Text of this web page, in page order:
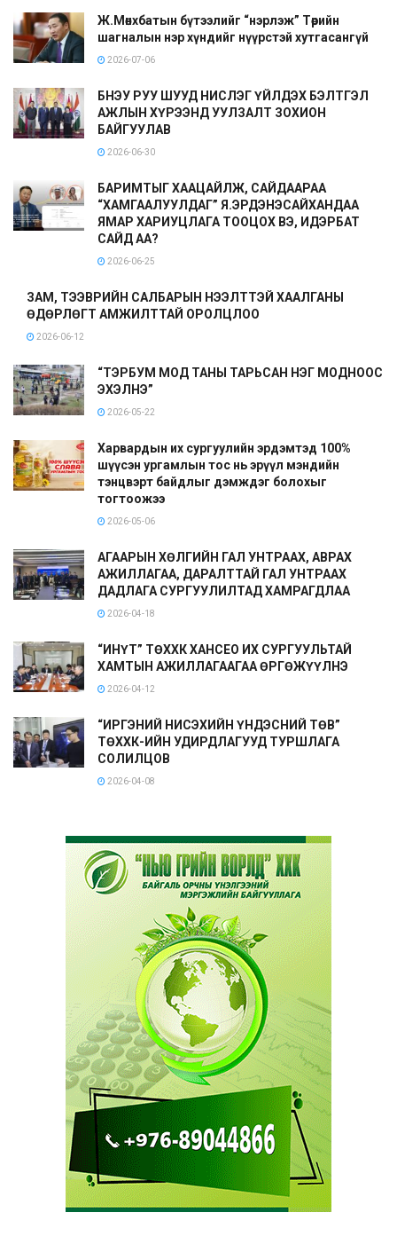
Ж.Мөнхбатын бүтээлийг “нэрлэж” Төрийн
шагналын нэр хүндийг нүүрстэй хутгасангүй
2026-07-06
БНЭУ РУУ ШУУД НИСЛЭГ ҮЙЛДЭХ БЭЛТГЭЛ
АЖЛЫН ХҮРЭЭНД УУЛЗАЛТ ЗОХИОН
БАЙГУУЛАВ
2026-06-30
БАРИМТЫГ ХААЦАЙЛЖ, САЙДААРАА
“ХАМГААЛУУЛДАГ” Я.ЭРДЭНЭСАЙХАНДАА
ЯМАР ХАРИУЦЛАГА ТООЦОХ ВЭ, ИДЭРБАТ
САЙД АА?
2026-06-25
ЗАМ, ТЭЭВРИЙН САЛБАРЫН НЭЭЛТТЭЙ ХААЛГАНЫ
ӨДӨРЛӨГТ АМЖИЛТТАЙ ОРОЛЦЛОО
2026-06-12
“ТЭРБУМ МОД ТАНЫ ТАРЬСАН НЭГ МОДНООС
ЭХЭЛНЭ”
2026-05-22
Харвардын их сургуулийн эрдэмтэд 100%
шүүсэн ургамлын тос нь эрүүл мэндийн
тэнцвэрт байдлыг дэмждэг болохыг
тогтоожээ
2026-05-06
АГААРЫН ХӨЛГИЙН ГАЛ УНТРААХ, АВРАХ
АЖИЛЛАГАА, ДАРАЛТТАЙ ГАЛ УНТРААХ
ДАДЛАГА СУРГУУЛИЛТАД ХАМРАГДЛАА
2026-04-18
“ИНҮТ” ТӨХХК ХАНСЕО ИХ СУРГУУЛЬТАЙ
ХАМТЫН АЖИЛЛАГААГАА ӨРГӨЖҮҮЛНЭ
2026-04-12
“ИРГЭНИЙ НИСЭХИЙН ҮНДЭСНИЙ ТӨВ”
ТӨХХК-ИЙН УДИРДЛАГУУД ТУРШЛАГА
СОЛИЛЦОВ
2026-04-08